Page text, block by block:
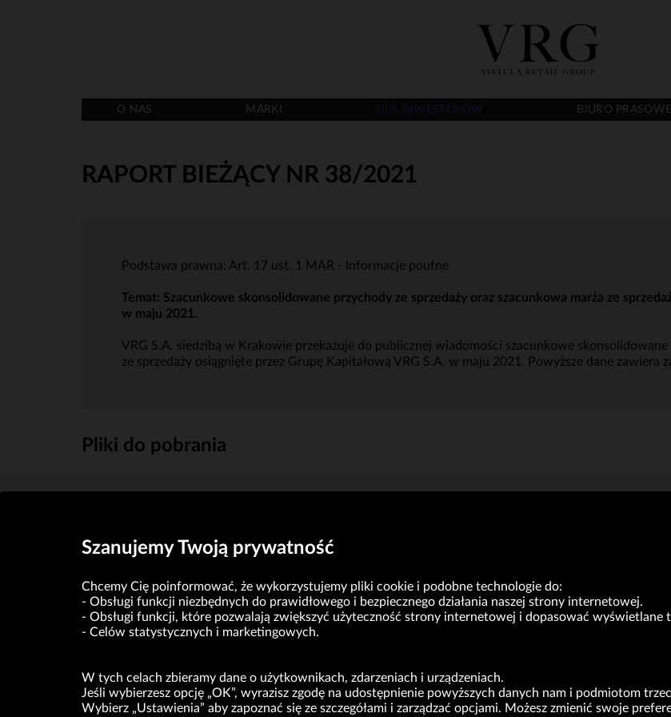
O NAS MARKI DLA INWESTORÓW BIURO PRASOWE
RAPORT BIEŻĄCY NR 38/2021
Podstawa prawna: Art. 17 ust. 1 MAR - Informacje poufne
Temat: Szacunkowe skonsolidowane przychody ze sprzedaży oraz szacunkowa marża ze
w maju 2021.
VRG S.A. siedzibą w Krakowie przekazuje do publicznej wiadomości szacunkowe
ze sprzedaży osiągnięte przez Grupę Kapitałową VRG S.A. w maju 2021. Powyższe dane zawiera
Pliki do pobrania
VRG S.A. | ul. Pilotów 10 | 31-462 Kraków
NIP: 675-000-03-61
Sąd Rejonowy dla Krakowa-Śródmieścia w Krakowie,
Wydział XI Gospodarczy Krajowego Rejestru Sądowego nr
Szanujemy Twoją prywatność
Chcemy Cię poinformować, że wykorzystujemy pliki cookie i podobne technologie do:
Obsługi funkcji niezbędnych do prawidłowego i bezpiecznego działania naszej strony internetowej.
Obsługi funkcji, które pozwalają zwiększyć użyteczność strony internetowej i dopasować
Celów statystycznych i marketingowych.
W tych celach zbieramy dane o użytkownikach, zdarzeniach i urządzeniach.
Jeśli wybierzesz opcję „OK”, wyrazisz zgodę na udostępnienie powyższych danych nam i podmiotom
Wybierz „Ustawienia” aby zapoznać się ze szczegółami i zarządzać opcjami. Możesz zmienić swoje